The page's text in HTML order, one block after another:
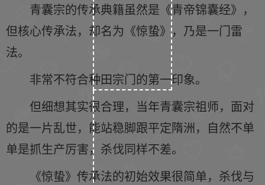
青囊宗的传承典籍虽然是《青帝锦囊经》，
但核心传承法，却名为《惊蛰》，乃是一门雷
法。
非常不符合种田宗门的第一印象。
但细想其实很合理，当年青囊宗祖师，面对
的是一片乱世，能站稳脚跟平定隋洲，自然不单
单是抓生产厉害，杀伐同样不差。
《惊蛰》传承法的初始效果很简单，杀伐与